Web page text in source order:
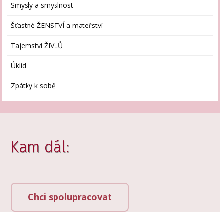
Smysly a smyslnost
Šťastné ŽENSTVÍ a mateřství
Tajemství ŽIVLŮ
Úklid
Zpátky k sobě
Kam dál:
Chci spolupracovat